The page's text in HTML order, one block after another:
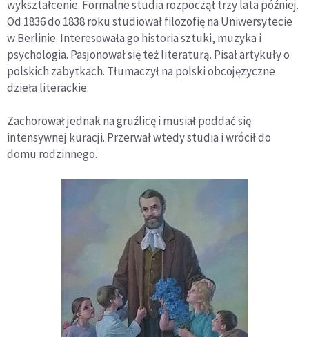
wykształcenie. Formalne studia rozpoczął trzy lata później.
Od 1836 do 1838 roku studiował filozofię na Uniwersytecie
w Berlinie. Interesowała go historia sztuki, muzyka i
psychologia. Pasjonował się też literaturą. Pisał artykuły o
polskich zabytkach. Tłumaczył na polski obcojęzyczne
dzieła literackie.
Zachorował jednak na gruźlicę i musiał poddać się
intensywnej kuracji. Przerwał wtedy studia i wrócił do
domu rodzinnego.